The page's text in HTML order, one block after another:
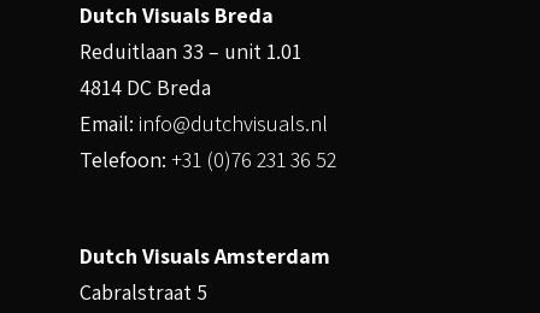
Dutch Visuals Breda
Reduitlaan 33 – unit 1.01
4814 DC Breda
Email: info@dutchvisuals.nl
Telefoon: +31 (0)76 231 36 52
Dutch Visuals Amsterdam
Cabralstraat 5